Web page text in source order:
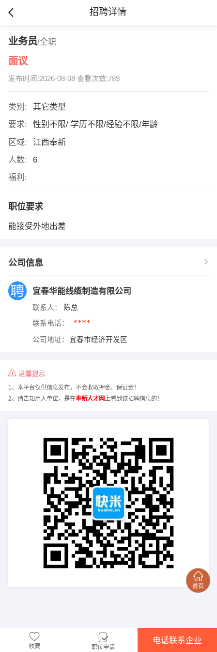
招聘详情
业务员/全职
面议
发布时间:2026-08-08 查看次数:789
类别:
其它类型
要求:
性别不限/ 学历不限/经验不限/年龄
区域:
江西奉新
人数:
6
福利:
职位要求
能接受外地出差
公司信息
宜春华能线缆制造有限公司
联系人： 陈总
联系电话： ****
公司地址： 宜春市经济开发区
温馨提示
1、本平台仅供信息发布，不会收取押金、保证金！
2、请告知用人单位，是在奉新人才网上看到该招聘信息的！
收藏 职位申请
电话联系企业